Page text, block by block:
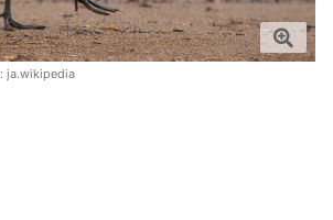
ja.wikipedia